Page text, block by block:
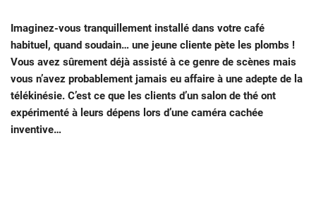
Imaginez-vous tranquillement installé dans votre café
habituel, quand soudain… une jeune cliente pète les plombs !
Vous avez sûrement déjà assisté à ce genre de scènes mais
vous n’avez probablement jamais eu affaire à une adepte de la
télékinésie. C’est ce que les clients d’un salon de thé ont
expérimenté à leurs dépens lors d’une caméra cachée
inventive…